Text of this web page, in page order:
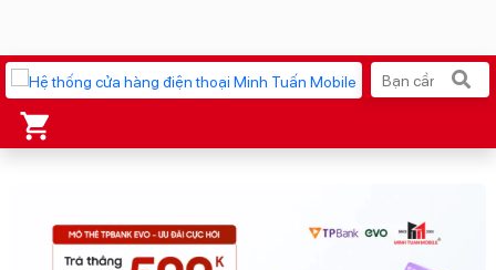
AirTag 2 Mới Galaxy Z8 Series